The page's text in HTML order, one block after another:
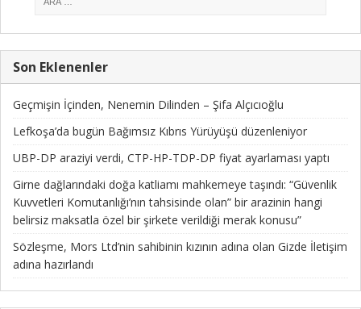
Son Eklenenler
Geçmişin İçinden, Nenemin Dilinden – Şifa Alçıcıoğlu
Lefkoşa’da bugün Bağımsız Kıbrıs Yürüyüşü düzenleniyor
UBP-DP araziyi verdi, CTP-HP-TDP-DP fiyat ayarlaması yaptı
Girne dağlarındaki doğa katliamı mahkemeye taşındı: “Güvenlik
Kuvvetleri Komutanlığı’nın tahsisinde olan” bir arazinin hangi
belirsiz maksatla özel bir şirkete verildiği merak konusu”
Sözleşme, Mors Ltd’nin sahibinin kızının adına olan Gizde İletişim
adına hazırlandı